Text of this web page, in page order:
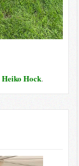
Heiko Hock.